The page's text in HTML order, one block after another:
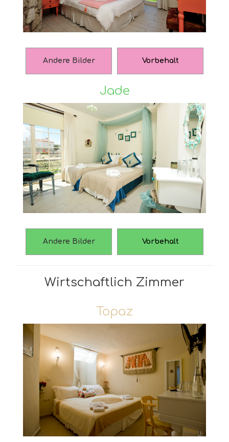
Andere Bilder Vorbehalt
Jade
Andere Bilder Vorbehalt
Wirtschaftlich Zimmer
Topaz